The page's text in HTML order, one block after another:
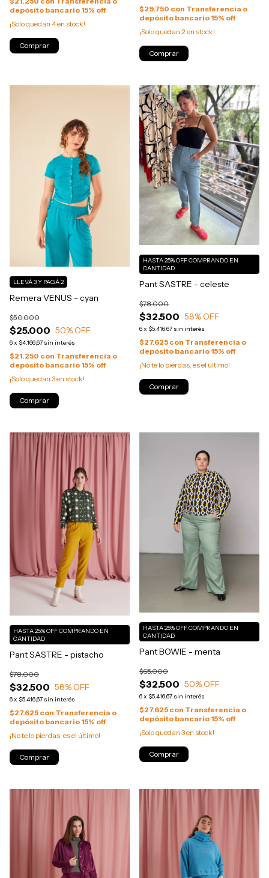
depósito bancario 15% off
¡Solo quedan 4en stock!
Comprar
$29.750 con Transferencia o
depósito bancario 15% off
¡Solo quedan 2 en stock!
Comprar
Remera VENUS - cyan
$25.000
$50.000
50% OFF
6x $4.166,67 sin interés
LLEVÁ 3 Y PAGÁ 2
$21.250 con Transferencia o
depósito bancario 15% off
¡Solo quedan 3en stock!
Comprar
Pant SASTRE - celeste
$32.500
$78.000
58% OFF
6x $5.416,67 sin interés
HASTA 25% OFFCOMPRANDO EN
CANTIDAD
$27.625 con Transferencia o
depósito bancario 15% off
¡No te lo pierdas, es el último!
Comprar
Pant SASTRE - pistacho
$32.500
$78.000
58% OFF
6x $5.416,67 sin interés
HASTA 25% OFFCOMPRANDO EN
CANTIDAD
$27.625 con Transferencia o
depósito bancario 15% off
¡No te lo pierdas, es el último!
Comprar
Pant BOWIE - menta
$32.500
$65.000
50% OFF
6x $5.416,67 sin interés
HASTA 25% OFFCOMPRANDO EN
CANTIDAD
$27.625 con Transferencia o
depósito bancario 15% off
¡Solo quedan 3en stock!
Comprar